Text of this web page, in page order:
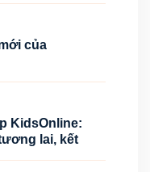
của
KidsOnline:
lai, kết